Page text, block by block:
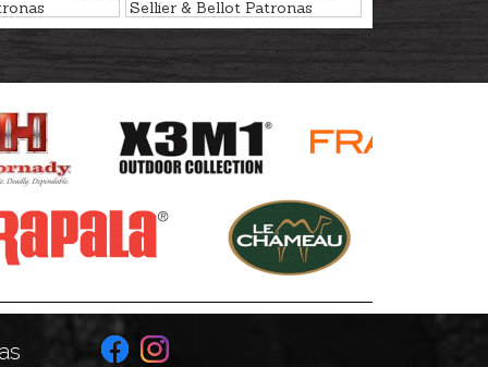
AG
Sellier & Bellot Patronas
.223Rem. FMJ 4,5g